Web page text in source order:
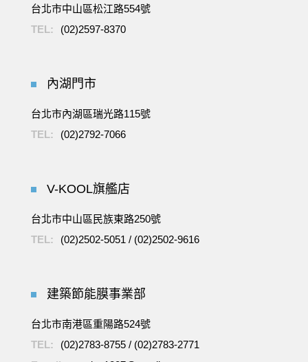
台北市中山區松江路554號
TEL:
(02)2597-8370
內湖門市
台北市內湖區瑞光路115號
TEL:
(02)2792-7066
V-KOOL旗艦店
台北市中山區民族東路250號
TEL:
(02)2502-5051 / (02)2502-9616
建築節能膜事業部
台北市南港區重陽路524號
TEL:
(02)2783-8755/ (02)2783-2771